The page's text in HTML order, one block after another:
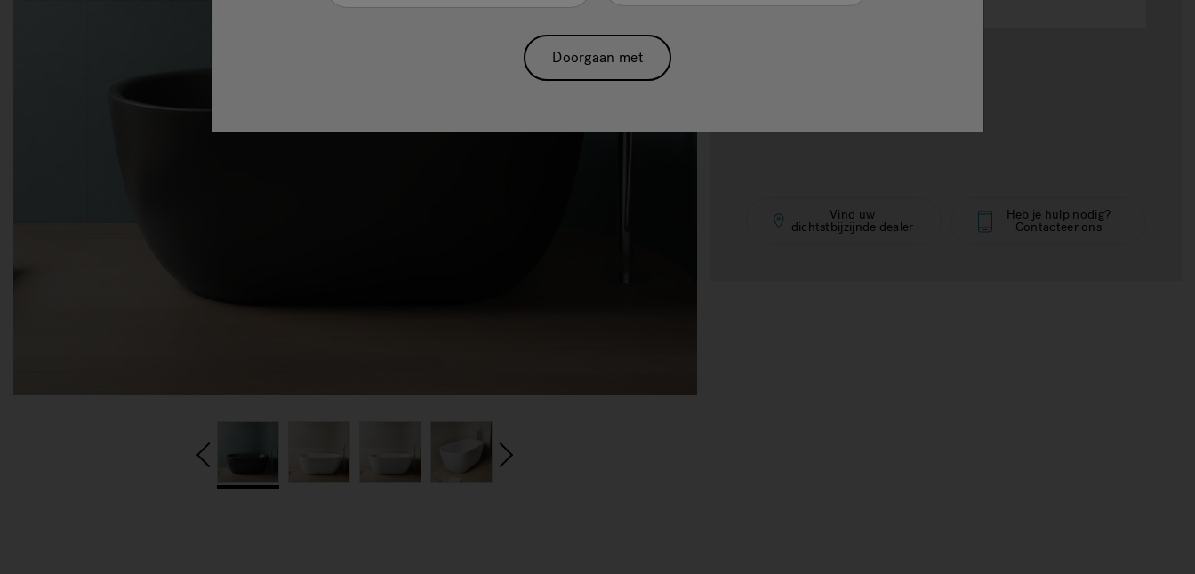
Vind uw
dichtstbijzijnde dealer
Heb je hulp nodig?
Contacteer ons
Doorgaan met